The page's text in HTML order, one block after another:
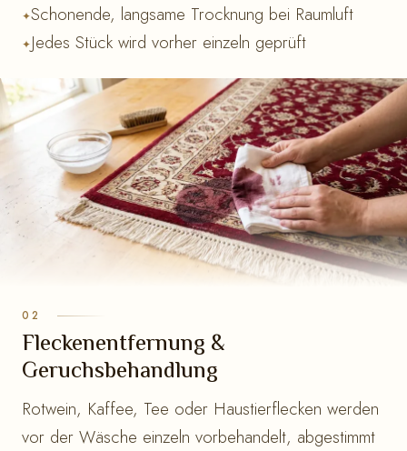
Schonende, langsame Trocknung bei Raumluft
Jedes Stück wird vorher einzeln geprüft
Fleckenentfernung &
Geruchsbehandlung
Rotwein, Kaffee, Tee oder Haustierflecken werden
vor der Wäsche einzeln vorbehandelt, abgestimmt